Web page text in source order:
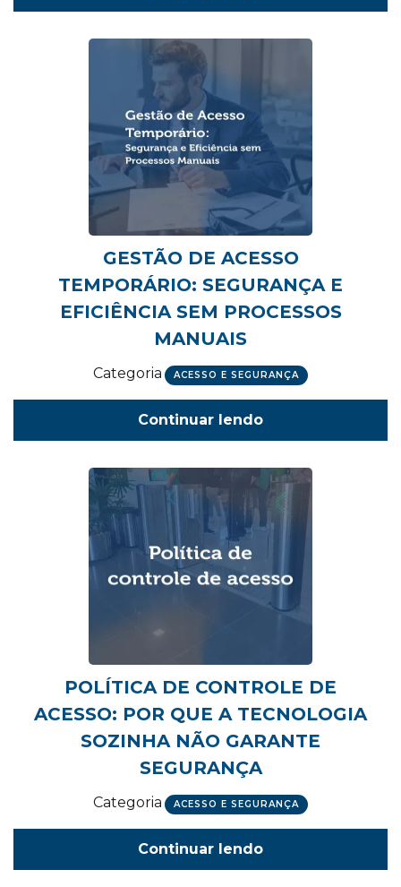
GESTÃO DE ACESSO
TEMPORÁRIO: SEGURANÇA E
EFICIÊNCIA SEM PROCESSOS
MANUAIS
Categoria ACESSO E SEGURANÇA
Continuar lendo
POLÍTICA DE CONTROLE DE
ACESSO: POR QUE A TECNOLOGIA
SOZINHA NÃO GARANTE
SEGURANÇA
Categoria ACESSO E SEGURANÇA
Continuar lendo